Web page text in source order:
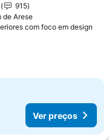
915
de Arese
com foco em design
Ver preços